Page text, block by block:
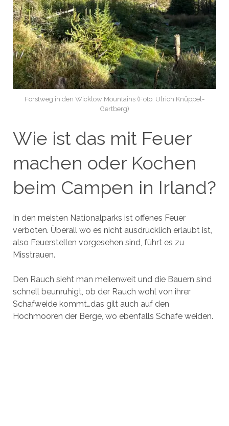
Forstweg in den Wicklow Mountains (Foto: Ulrich Knüppel-
Gertberg)
Wie ist das mit Feuer
machen oder Kochen
beim Campen in Irland?
In den meisten Nationalparks ist offenes Feuer
verboten. Überall wo es nicht ausdrücklich erlaubt ist,
also Feuerstellen vorgesehen sind, führt es zu
Misstrauen.
Den Rauch sieht man meilenweit und die Bauern sind
schnell beunruhigt, ob der Rauch wohl von ihrer
Schafweide kommt…das gilt auch auf den
Hochmooren der Berge, wo ebenfalls Schafe weiden.